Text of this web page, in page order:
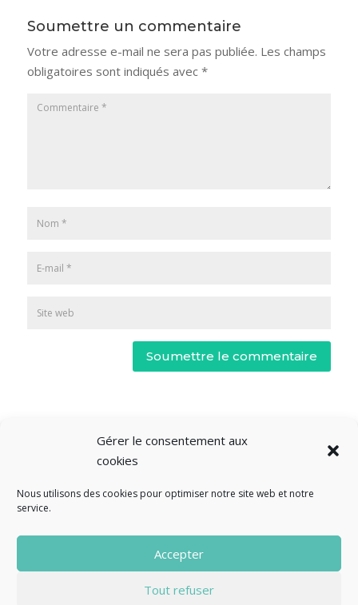
Gérer le consentement aux
cookies
Nous utilisons des cookies pour optimiser notre site web et notre
service.
Accepter
Tout refuser
Soumettre un commentaire
Votre adresse e-mail ne sera pas publiée. Les champs
obligatoires sont indiqués avec *
Soumettre le commentaire
Mentions légales
Politique de confidentialité